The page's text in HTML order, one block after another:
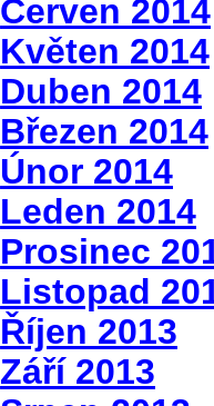
Červen 2014
Květen 2014
Duben 2014
Březen 2014
Únor 2014
Leden 2014
Prosinec
Listopad
Říjen 2013
Září 2013